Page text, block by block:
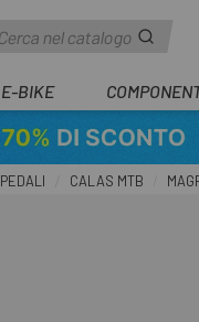
E-BIKE
PEDALI CALAS MTB